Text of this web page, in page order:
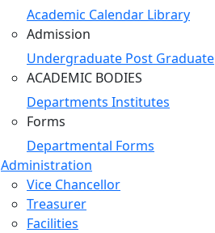
Academic Calendar Library
Admission
Undergraduate Post Graduate
ACADEMIC BODIES
Departments Institutes
Forms
Departmental Forms
Administration
Vice Chancellor
Treasurer
Facilities